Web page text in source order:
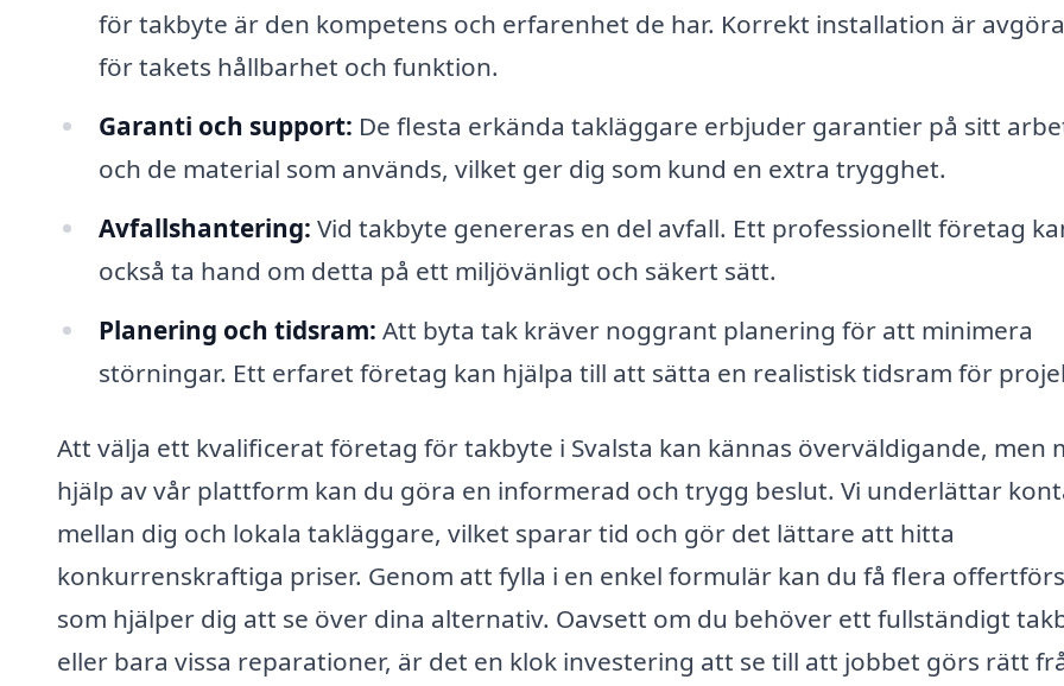
för takbyte är den kompetens och erfarenhet de har. Korrekt installation är
för takets hållbarhet och funktion.
Garanti och support: De flesta erkända takläggare erbjuder garantier på sitt
och de material som används, vilket ger dig som kund en extra trygghet.
Avfallshantering: Vid takbyte genereras en del avfall. Ett professionellt företag
också ta hand om detta på ett miljövänligt och säkert sätt.
Planering och tidsram: Att byta tak kräver noggrant planering för att minimera
störningar. Ett erfaret företag kan hjälpa till att sätta en realistisk tidsram för
Att välja ett kvalificerat företag för takbyte i Svalsta kan kännas överväldigande, men
hjälp av vår plattform kan du göra en informerad och trygg beslut. Vi underlättar
mellan dig och lokala takläggare, vilket sparar tid och gör det lättare att hitta
konkurrenskraftiga priser. Genom att fylla i en enkel formulär kan du få flera
som hjälper dig att se över dina alternativ. Oavsett om du behöver ett fullständigt
eller bara vissa reparationer, är det en klok investering att se till att jobbet görs rätt